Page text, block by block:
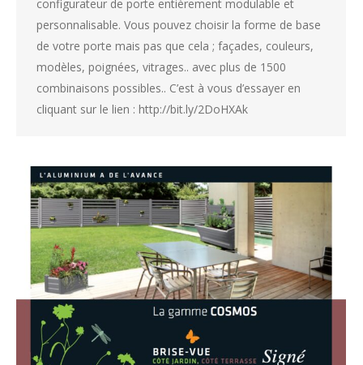
configurateur de porte entièrement modulable et
personnalisable. Vous pouvez choisir la forme de base
de votre porte mais pas que cela ; façades, couleurs,
modèles, poignées, vitrages.. avec plus de 1500
combinaisons possibles.. C’est à vous d’essayer en
cliquant sur le lien : http://bit.ly/2DoHXAk